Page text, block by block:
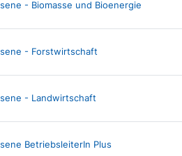
- Biomasse und Bioenergie
- Forstwirtschaft
- Landwirtschaft
BetriebsleiterIn Plus